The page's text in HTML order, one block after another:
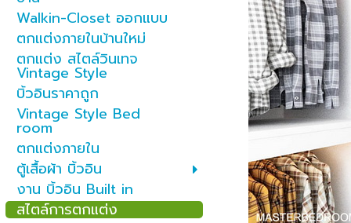
Walkin-Closet ออกแบบ
ตกแต่งภายในบ้านใหม่
ตกแต่ง สไตล์วินเทจ
Vintage Style
บิ้วอินราคาถูก
Vintage Style Bed
room
ตกแต่งภายใน
ตู้เสื้อผ้า บิ้วอิน
งาน บิ้วอิน Built in
สไตล์การตกแต่ง